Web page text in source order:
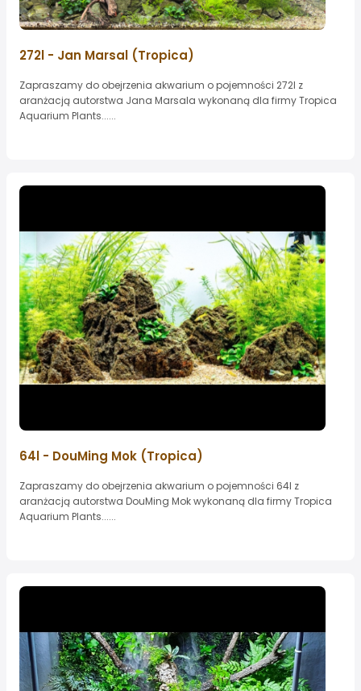
272l - Jan Marsal (Tropica)
Zapraszamy do obejrzenia akwarium o pojemności 272l z
aranżacją autorstwa Jana Marsala wykonaną dla firmy Tropica
Aquarium Plants......
64l - DouMing Mok (Tropica)
Zapraszamy do obejrzenia akwarium o pojemności 64l z
aranżacją autorstwa DouMing Mok wykonaną dla firmy Tropica
Aquarium Plants......